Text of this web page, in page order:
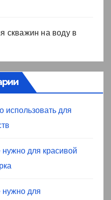
скважин на воду в
использовать для
для красивой
нужно для